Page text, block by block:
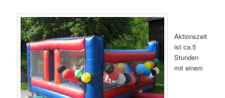
Aktionszeit
ist ca.5
Stunden
mit einem